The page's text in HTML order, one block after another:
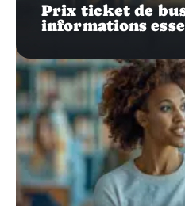
Prix ticket de
informations